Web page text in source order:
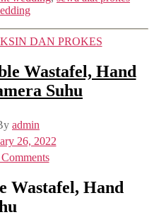
DAN PROKES
Wastafel, Hand
Suhu
admin
26, 2022
on
Menyewakan
Portable
Wastafel,
Wastafel, Hand